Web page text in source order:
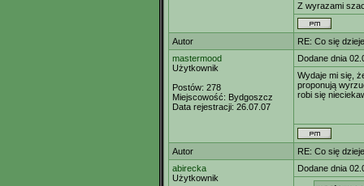
Z wyrazami
Autor
RE: Co się
mastermood
Użytkownik
Postów: 278
Miejscowość: Bydgoszcz
Data rejestracji: 26.07.07
Dodane dnia
Wydaje mi się,
proponują
robi się
Autor
RE: Co się
abirecka
Użytkownik
Dodane dnia